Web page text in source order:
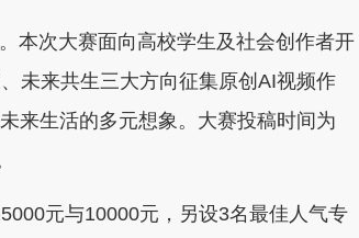
次大赛面向高校学生及社会创作者开
未来共生三大方向征集原创AI视频作
来生活的多元想象。大赛投稿时间为
元与10000元，另设3名最佳人气专